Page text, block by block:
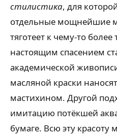
стилистика, для
отдельные мощнейшие
тяготеет к чему-то
настоящим спасением
академической
масляной краски
мастихином. Другой
имитацию потёкшей
бумаге. Всю эту